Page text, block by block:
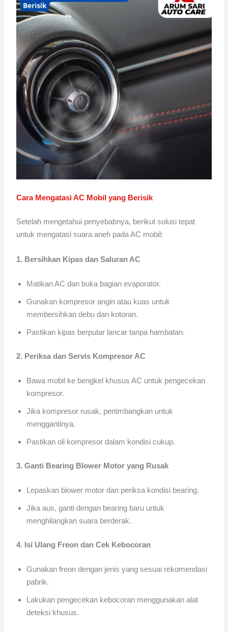
Cara Mengatasi AC Mobil yang Berisik
Setelah mengetahui penyebabnya, berikut solusi tepat
untuk mengatasi suara aneh pada AC mobil:
1. Bersihkan Kipas dan Saluran AC
Matikan AC dan buka bagian evaporator.
Gunakan kompresor angin atau kuas untuk
membersihkan debu dan kotoran.
Pastikan kipas berputar lancar tanpa hambatan.
2. Periksa dan Servis Kompresor AC
Bawa mobil ke bengkel khusus AC untuk pengecekan
kompresor.
Jika kompresor rusak, pertimbangkan untuk
menggantinya.
Pastikan oli kompresor dalam kondisi cukup.
3. Ganti Bearing Blower Motor yang Rusak
Lepaskan blower motor dan periksa kondisi bearing.
Jika aus, ganti dengan bearing baru untuk
menghilangkan suara berderak.
4. Isi Ulang Freon dan Cek Kebocoran
Gunakan freon dengan jenis yang sesuai rekomendasi
pabrik.
Lakukan pengecekan kebocoran menggunakan alat
deteksi khusus.